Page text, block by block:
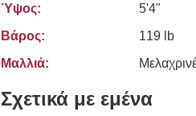
Ύψος:
5'4"
Βάρος:
119 lb
Μαλλιά:
Σχετικά με εμένα